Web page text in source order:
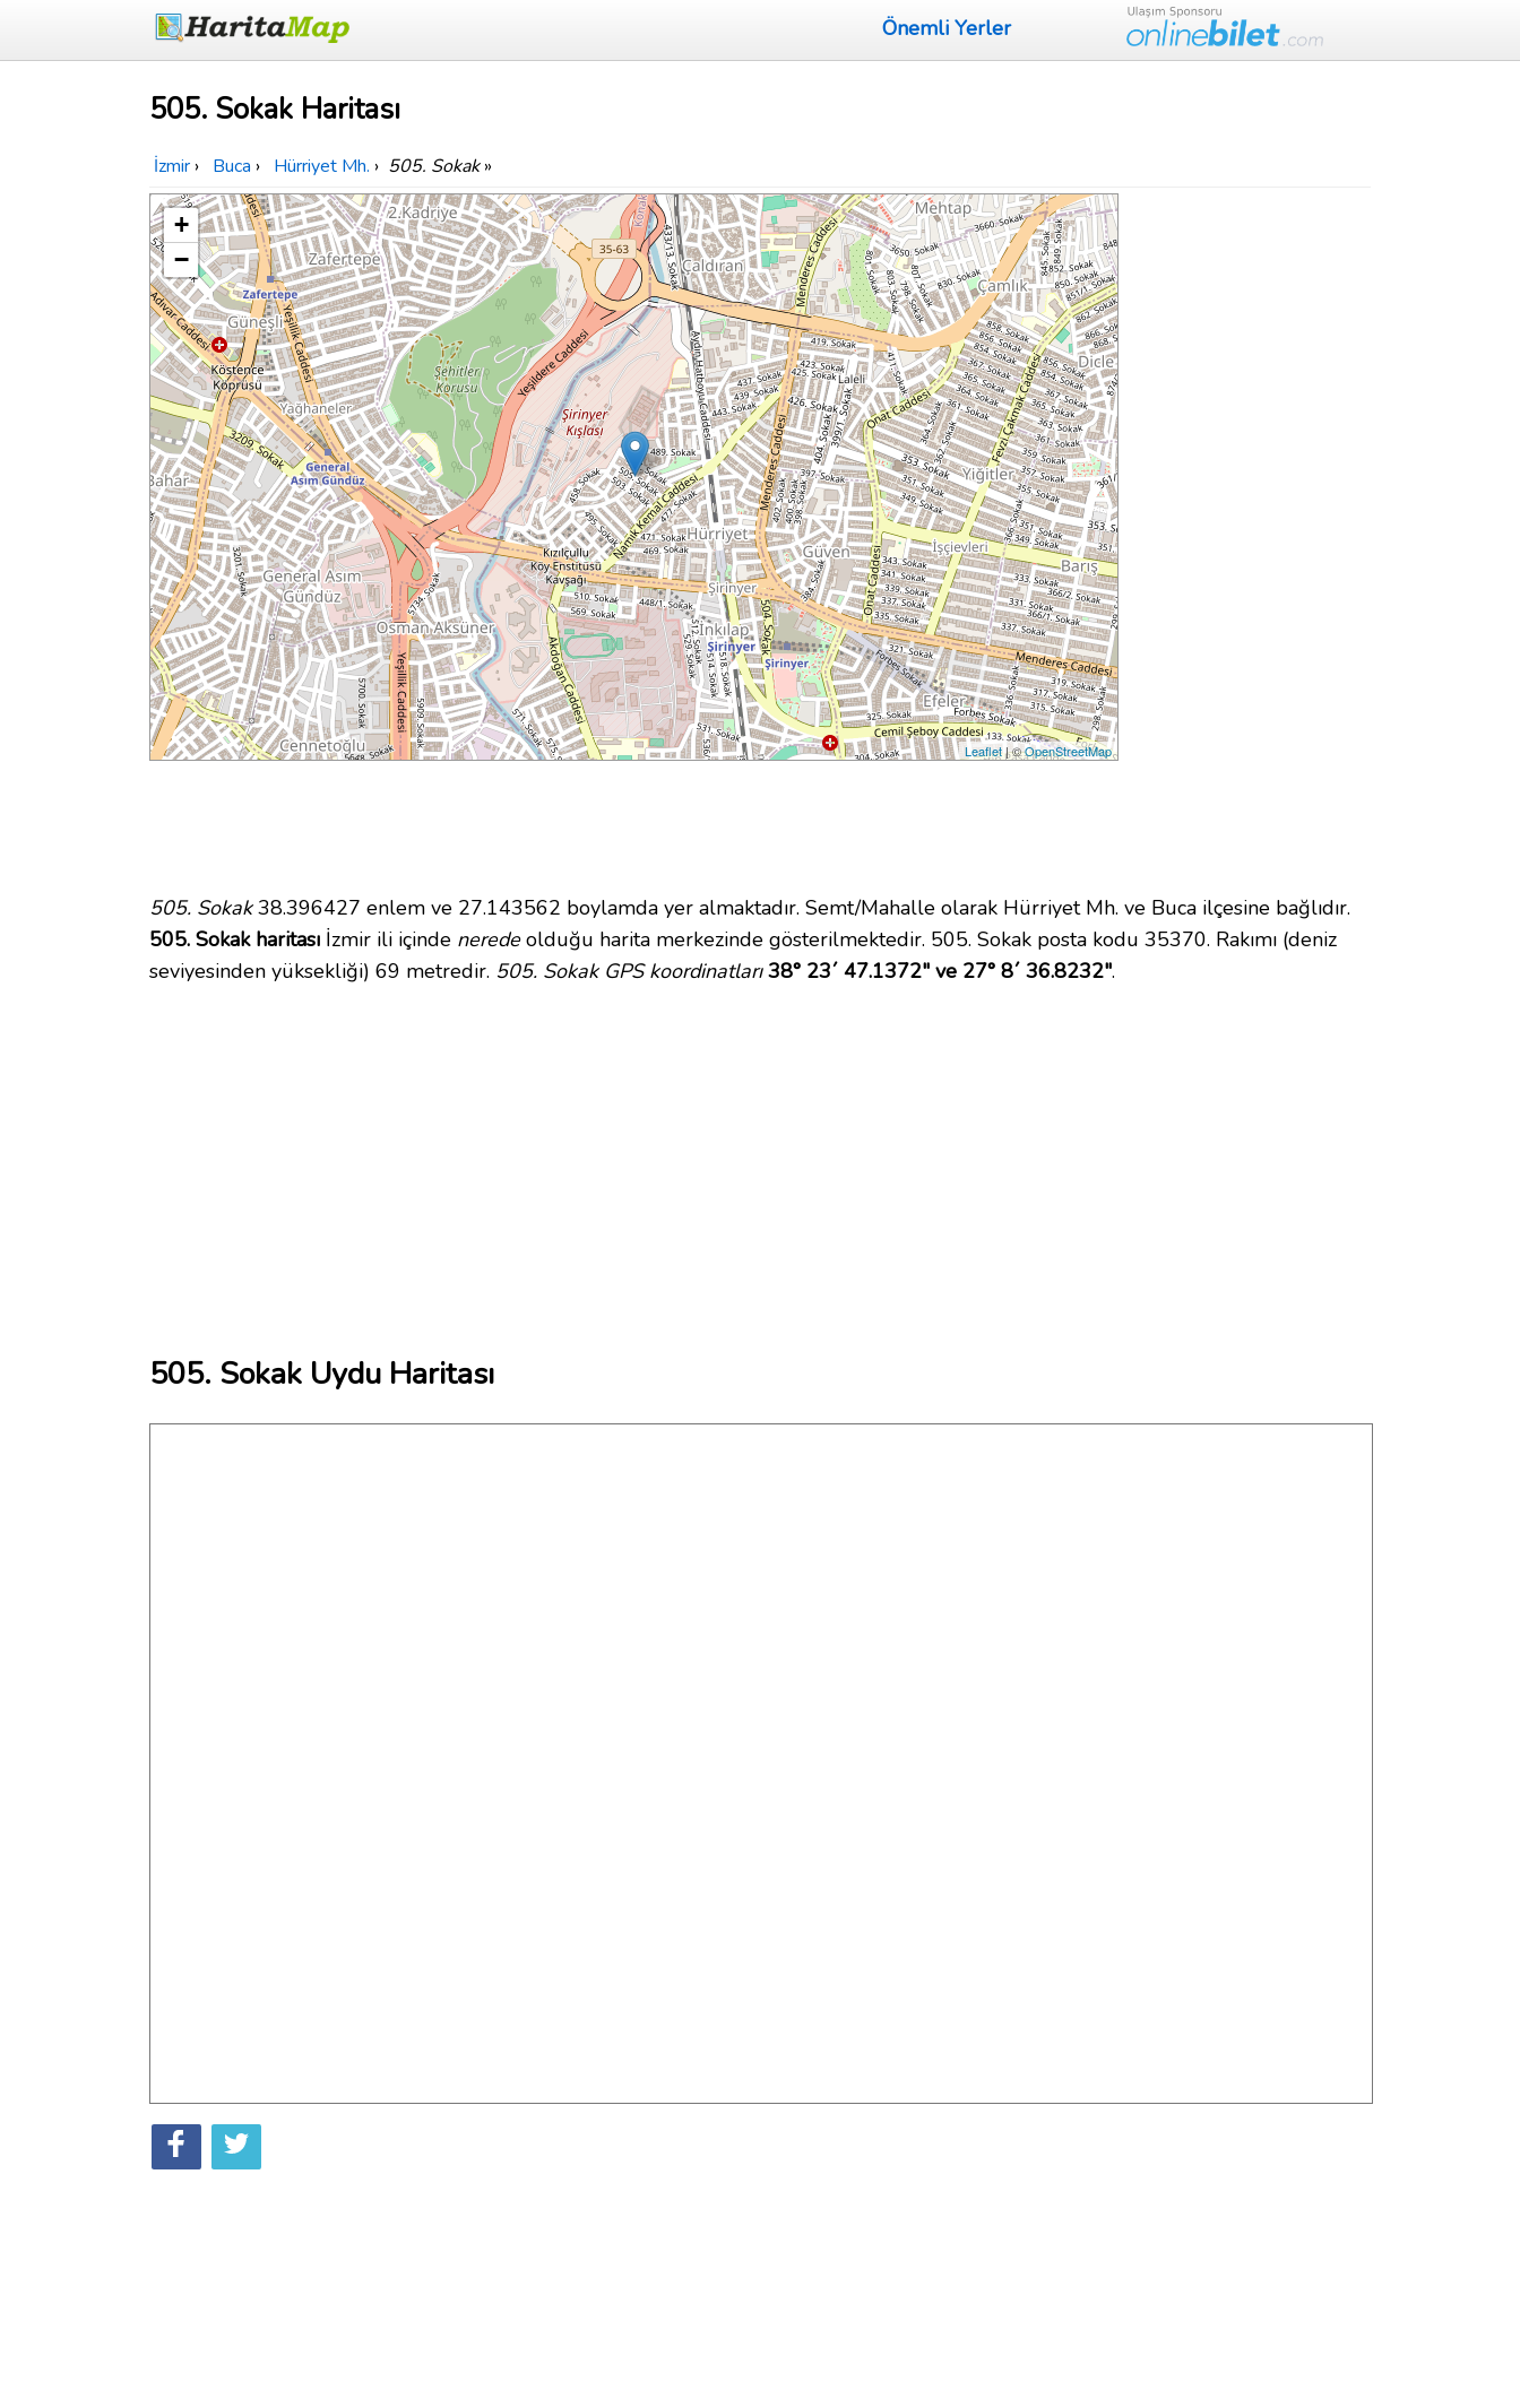
Önemli Yerler
505. Sokak Haritası
İzmir › Buca › Hürriyet Mh. › 505. Sokak»
+
−
Leaflet| ©OpenStreetMap
505. Sokak38.396427 enlem ve 27.143562 boylamda yer almaktadır. Semt/Mahalle olarak Hürriyet Mh. ve Buca ilçesine bağlıdır.
505. Sokak haritası İzmir ili içinde neredeolduğu harita merkezinde gösterilmektedir. 505. Sokak posta kodu 35370. Rakımı (deniz
seviyesinden yüksekliği) 69 metredir. 505. Sokak GPS koordinatları 38° 23´ 47.1372" ve 27° 8´ 36.8232".
505. Sokak Uydu Haritası